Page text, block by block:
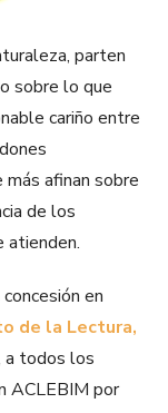
parten
sobre lo que
cariño entre
afinan sobre
de los
atienden.
en
de la Lectura,
a todos los
ACLEBIM por